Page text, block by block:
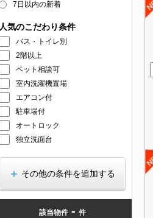
7日以内の新着
人気のこだわり条件
バス・トイレ別
2階以上
ペット相談可
室内洗濯機置場
エアコン付
駐車場付
オートロック
独立洗面台
その他の条件を追加する
該当物件 - 件